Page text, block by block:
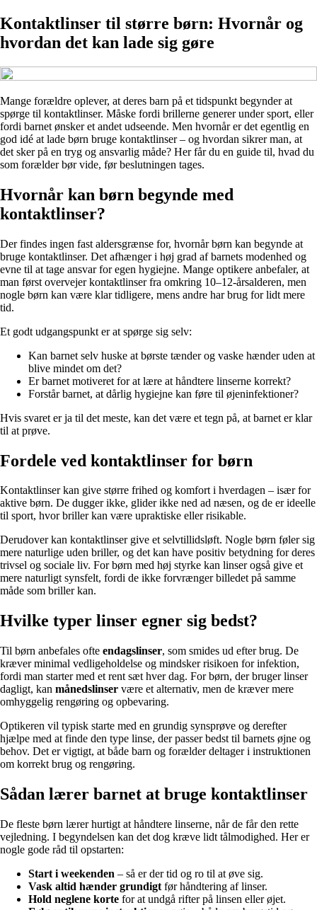
Kontaktlinser til større børn: Hvornår og
hvordan det kan lade sig gøre
Mange forældre oplever, at deres barn på et tidspunkt begynder at
spørge til kontaktlinser. Måske fordi brillerne generer under sport, eller
fordi barnet ønsker et andet udseende. Men hvornår er det egentlig en
god idé at lade børn bruge kontaktlinser – og hvordan sikrer man, at
det sker på en tryg og ansvarlig måde? Her får du en guide til, hvad du
som forælder bør vide, før beslutningen tages.
Hvornår kan børn begynde med
kontaktlinser?
Der findes ingen fast aldersgrænse for, hvornår børn kan begynde at
bruge kontaktlinser. Det afhænger i høj grad af barnets modenhed og
evne til at tage ansvar for egen hygiejne. Mange optikere anbefaler, at
man først overvejer kontaktlinser fra omkring 10–12-årsalderen, men
nogle børn kan være klar tidligere, mens andre har brug for lidt mere
tid.
Et godt udgangspunkt er at spørge sig selv:
Kan barnet selv huske at børste tænder og vaske hænder uden at
blive mindet om det?
Er barnet motiveret for at lære at håndtere linserne korrekt?
Forstår barnet, at dårlig hygiejne kan føre til øjeninfektioner?
Hvis svaret er ja til det meste, kan det være et tegn på, at barnet er klar
til at prøve.
Fordele ved kontaktlinser for børn
Kontaktlinser kan give større frihed og komfort i hverdagen – især for
aktive børn. De dugger ikke, glider ikke ned ad næsen, og de er ideelle
til sport, hvor briller kan være upraktiske eller risikable.
Derudover kan kontaktlinser give et selvtillidsløft. Nogle børn føler sig
mere naturlige uden briller, og det kan have positiv betydning for deres
trivsel og sociale liv. For børn med høj styrke kan linser også give et
mere naturligt synsfelt, fordi de ikke forvrænger billedet på samme
måde som briller kan.
Hvilke typer linser egner sig bedst?
Til børn anbefales ofte endagslinser, som smides ud efter brug. De
kræver minimal vedligeholdelse og mindsker risikoen for infektion,
fordi man starter med et rent sæt hver dag. For børn, der bruger linser
dagligt, kan månedslinser være et alternativ, men de kræver mere
omhyggelig rengøring og opbevaring.
Optikeren vil typisk starte med en grundig synsprøve og derefter
hjælpe med at finde den type linse, der passer bedst til barnets øjne og
behov. Det er vigtigt, at både barn og forælder deltager i instruktionen
om korrekt brug og rengøring.
Sådan lærer barnet at bruge kontaktlinser
De fleste børn lærer hurtigt at håndtere linserne, når de får den rette
vejledning. I begyndelsen kan det dog kræve lidt tålmodighed. Her er
nogle gode råd til opstarten:
Start i weekenden – så er der tid og ro til at øve sig.
Vask altid hænder grundigt før håndtering af linser.
Hold neglene korte for at undgå rifter på linsen eller øjet.